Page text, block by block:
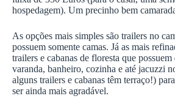
hospedagem). Um precinho bem
As opções mais simples são trailers no
possuem somente camas. Já as mais
trailers e cabanas de floresta que possuem
varanda, banheiro, cozinha e até jacuzzi
alguns trailers e cabanas têm terraço!)
ser ainda mais agradável.